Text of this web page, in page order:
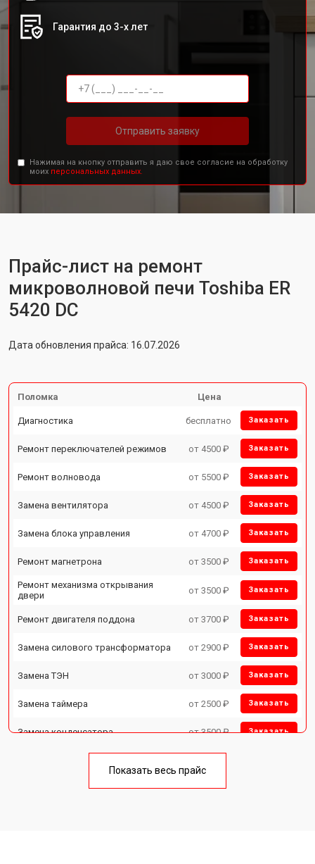
Гарантия до 3-х лет
Отправить заявку
Нажимая на кнопку отправить я даю свое согласие на обработку
моих персональных данных.
Прайс-лист на ремонт
микроволновой печи Toshiba ER
5420 DC
Дата обновления прайса: 16.07.2026
Поломка Цена
Диагностика бесплатно Заказать
Ремонт переключателей режимов от 4500 ₽ Заказать
Ремонт волновода от 5500 ₽ Заказать
Замена вентилятора от 4500 ₽ Заказать
Замена блока управления от 4700 ₽ Заказать
Ремонт магнетрона от 3500 ₽ Заказать
Ремонт механизма открывания
двери
от 3500 ₽ Заказать
Ремонт двигателя поддона от 3700 ₽ Заказать
Замена силового трансформатора от 2900 ₽ Заказать
Замена ТЭН от 3000 ₽ Заказать
Замена таймера от 2500 ₽ Заказать
Замена конденсатора от 3500 ₽ Заказать
Ремонт платы управления
Замена лампочки от 2400 ₽
Показать весь прайс